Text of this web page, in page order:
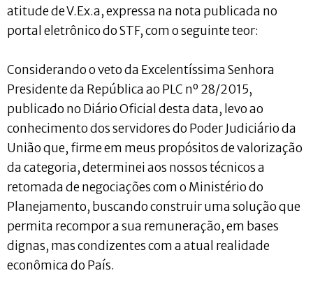
atitude de V.Ex.a, expressa na nota publicada no
portal eletrônico do STF, com o seguinte teor:
Considerando o veto da Excelentíssima Senhora
Presidente da República ao PLC nº 28/2015,
publicado no Diário Oficial desta data, levo ao
conhecimento dos servidores do Poder Judiciário da
União que, firme em meus propósitos de valorização
da categoria, determinei aos nossos técnicos a
retomada de negociações com o Ministério do
Planejamento, buscando construir uma solução que
permita recompor a sua remuneração, em bases
dignas, mas condizentes com a atual realidade
econômica do País.